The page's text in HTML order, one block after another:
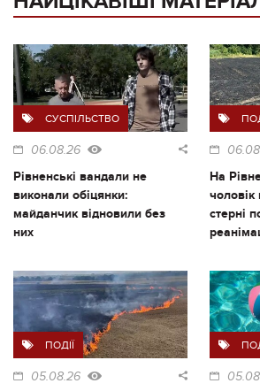
СУСПІЛЬСТВО
06.08.26
Рівненські вандали не
виконали обіцянки:
майданчик відновили без
них
На
стерні
ПОДІЇ
05.08.26